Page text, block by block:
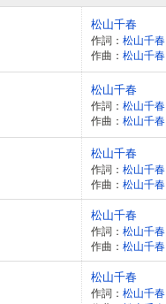
松山千春
作詞： 松山千春
作曲： 松山千春
松山千春
作詞： 松山千春
作曲： 松山千春
松山千春
作詞： 松山千春
作曲： 松山千春
松山千春
作詞： 松山千春
作曲： 松山千春
松山千春
作詞： 松山千春